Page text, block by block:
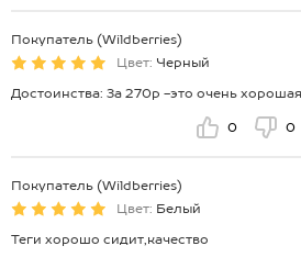
Покупатель (Wildberries)
Цвет: Черный
Достоинства: За 270р -это очень
0 0
Покупатель (Wildberries)
Цвет: Белый
Теги хорошо сидит,качество